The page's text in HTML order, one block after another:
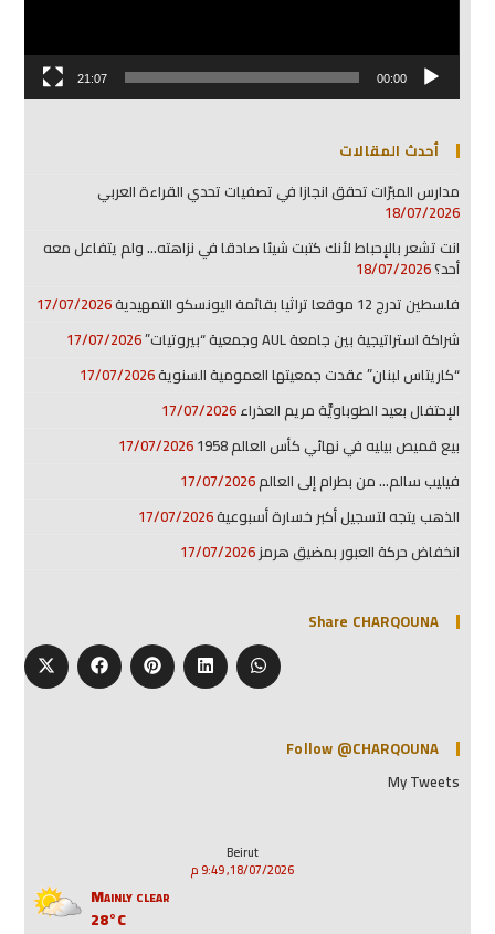
00:00
21:07
أحدث المقالات
مدارس المبرّات تحقق انجازا في تصفيات تحدي القراءة العربي
18/07/2026
انت تشعر بالإحباط لأنك كتبت شيئا صادقا في نزاهته… ولم يتفاعل معه
أحد؟18/07/2026
فلسطين تدرج 12 موقعا تراثيا بقائمة اليونسكو التمهيدية
17/07/2026
شراكة استراتيجية بين جامعة AUL وجمعية “بيروتيات”
17/07/2026
“كاريتاس لبنان” عقدت جمعيتها العمومية السنوية17/07/2026
الإحتفال بعيد الطوباويَّة مريم العذراء17/07/2026
بيع قميص بيليه في نهائي كأس العالم 1958
17/07/2026
فيليب سالم… من بطرام إلى العالم17/07/2026
الذهب يتجه لتسجيل أكبر خسارة أسبوعية17/07/2026
انخفاض حركة العبور بمضيق هرمز17/07/2026
Share CHARQOUNA
Follow @CHARQOUNA
My Tweets
Beirut
18/07/2026, 9:49 م
Mainly clear
28°C